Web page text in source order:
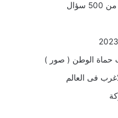
حماة الوطن ( صور )
فى العالم